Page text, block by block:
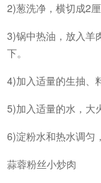
2)葱洗净，横切成2厘
3)锅中热油，放入羊
下。
4)加入适量的生抽、
5)加入适量的水，大
6)淀粉水和热水调匀
蒜蓉粉丝小炒肉